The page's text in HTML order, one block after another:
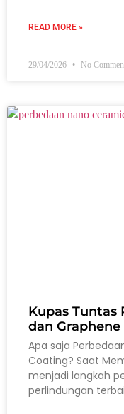
READ MORE »
29/04/2026 No
Kupas Tuntas
dan
Apa saja
Coating? Saat
menjadi langkah
perlindungan